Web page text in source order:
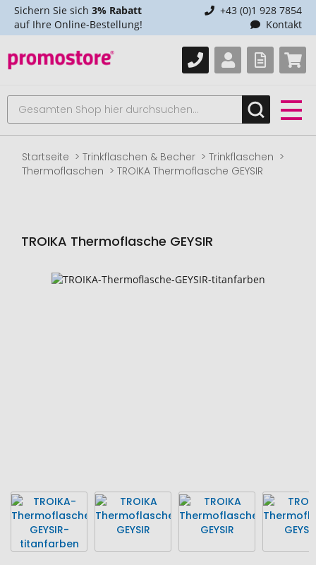
Sichern Sie sich 3% Rabatt
auf Ihre Online-Bestellung!
+43 (0)1 928 7854
Kontakt
Startseite Trinkflaschen & Becher
Trinkflaschen
Thermoflaschen
TROIKA Thermoflasche GEYSIR
TROIKA Thermoflasche GEYSIR